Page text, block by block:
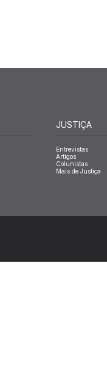
JUSTIÇA
Entrevistas
Artigos
Colunistas
Mais de Justiça